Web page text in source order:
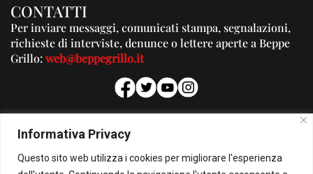
Informativa Privacy
Questo sito web utilizza i cookies per migliorare l'esperienza
CONTATTI
Per inviare messaggi, comunicati stampa, segnalazioni,
richieste di interviste, denunce o lettere aperte a Beppe
Grillo:web@beppegrillo.it
PUBBLICITA'
Per la tua pubblicità su questo Blog:
pubblicita@beppegrillo.it